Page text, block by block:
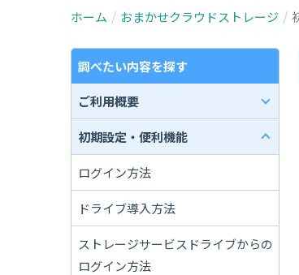
ホーム おまかせクラウドストレージ
調べたい内容を探す
ご利用概要
初期設定・便利機能
ログイン方法
ドライブ導入方法
ストレージサービスドライブからの
ログイン方法